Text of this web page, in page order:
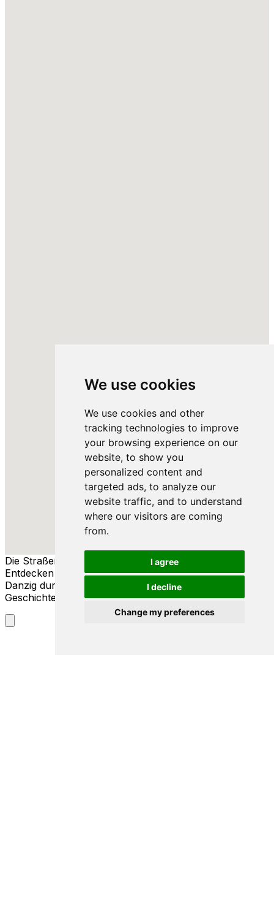
We use cookies
We use cookies and other
tracking technologies to improve
your browsing experience on our
website, to show you
personalized content and
targeted ads, to analyze our
website traffic, and to understand
where our visitors are coming
from.
I agree
I decline
Change my preferences
Die Straßen von Danzig
Entdecken Sie die reiche Geschichte und Kultur von
Danzig durch seine Straßen, Menschen und
Geschichten.